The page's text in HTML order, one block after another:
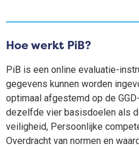
Hoe werkt PiB?
PiB is een online evaluatie-
gegevens kunnen worden
optimaal afgestemd op de
dezelfde vier basisdoelen als
veiligheid, Persoonlijke
Overdracht van normen en